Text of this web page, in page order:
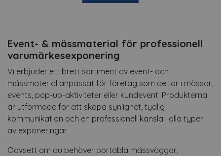
Event- & mässmaterial för professionell
varumärkesexponering
Vi erbjuder ett brett sortiment av event- och
mässmaterial anpassat för företag som deltar i mässor,
events, pop-up-aktiviteter eller kundevent. Produkterna
är utformade för att skapa synlighet, tydlig
kommunikation och en professionell känsla i alla typer
av exponeringar.
Oavsett om du behöver portabla mässväggar,